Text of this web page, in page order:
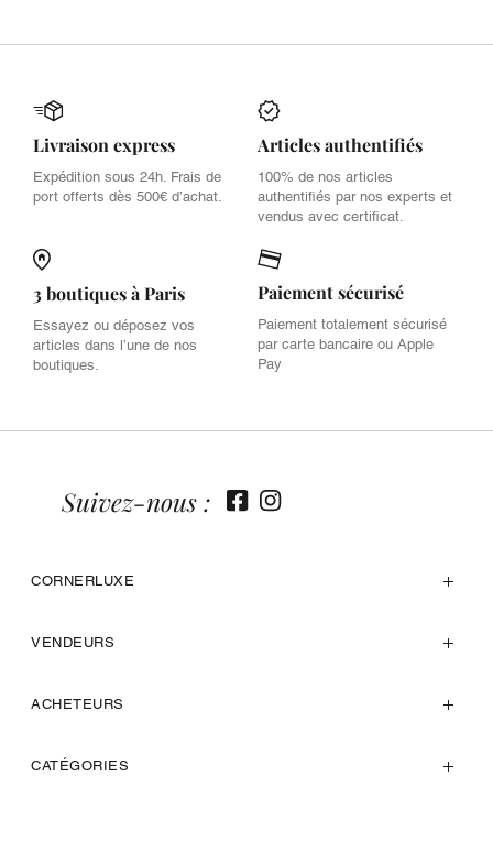
Livraison express
Expédition sous 24h. Frais de
port offerts dès 500€ d’achat.
Articles authentifiés
100% de nos articles
authentifiés par nos experts et
vendus avec certificat.
3 boutiques à Paris
Essayez ou déposez vos
articles dans l’une de nos
boutiques.
Paiement sécurisé
Paiement totalement sécurisé
par carte bancaire ou Apple
Pay
CORNERLUXE
VENDEURS
ACHETEURS
CATÉGORIES
Suivez-nous :